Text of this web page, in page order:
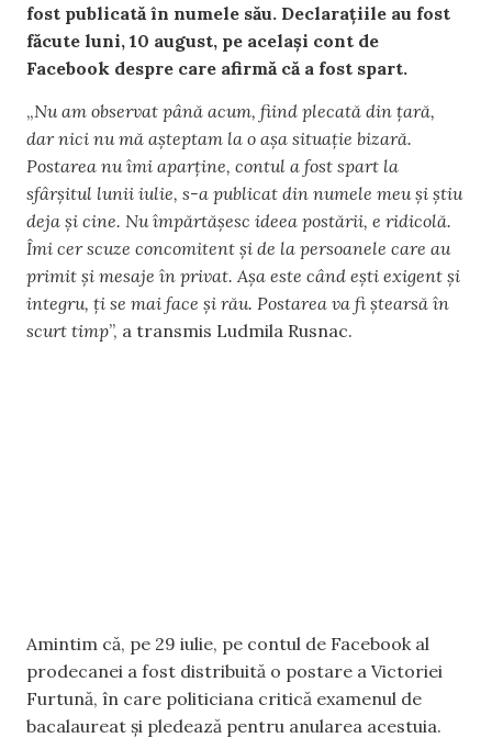
fost publicată în numele său. Declarațiile au fost
făcute luni, 10 august, pe același cont de
Facebook despre care afirmă că a fost spart.
„Nu am observat până acum, fiind plecată din țară,
dar nici nu mă aşteptam la o aşa situaţie bizară.
Postarea nu îmi aparţine, contul a fost spart la
sfârşitul lunii iulie, s-a publicat din numele meu şi ştiu
deja şi cine. Nu împărtăşesc ideea postării, e ridicolă.
Îmi cer scuze concomitent şi de la persoanele care au
primit şi mesaje în privat. Aşa este când eşti exigent şi
integru, ţi se mai face şi rău. Postarea va fi ştearsă în
scurt timp”, a transmis Ludmila Rusnac.
Amintim că, pe 29 iulie, pe contul de Facebook al
prodecanei a fost distribuită o postare a Victoriei
Furtună, în care politiciana critică examenul de
bacalaureat și pledează pentru anularea acestuia.